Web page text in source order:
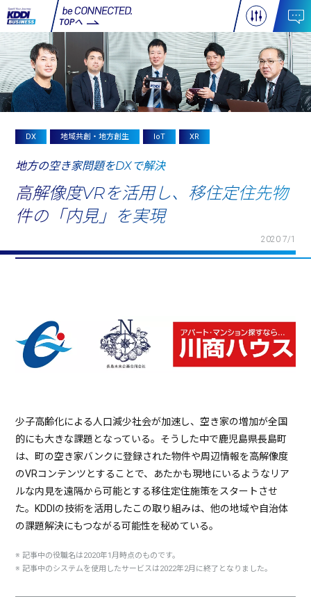
TOPへ
DX 地域共創・地方創生 IoT XR
地方の空き家問題をDXで解決
高解像度VRを活用し、移住定住先物
件の「内見」を実現
2020 7/1
少子高齢化による人口減少社会が加速し、空き家の増加が全国
的にも大きな課題となっている。そうした中で鹿児島県長島町
は、町の空き家バンクに登録された物件や周辺情報を高解像度
のVRコンテンツとすることで、あたかも現地にいるようなリア
ルな内見を遠隔から可能とする移住定住施策をスタートさせ
た。KDDIの技術を活用したこの取り組みは、他の地域や自治体
の課題解決にもつながる可能性を秘めている。
※ 記事中の役職名は2020年1月時点のものです。
※ 記事中のシステムを使用したサービスは2022年2月に終了となりました。